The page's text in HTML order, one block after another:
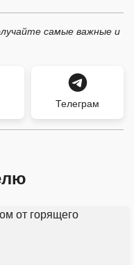
самые важные и
Телеграм